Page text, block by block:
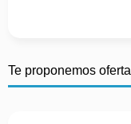
Te proponemos